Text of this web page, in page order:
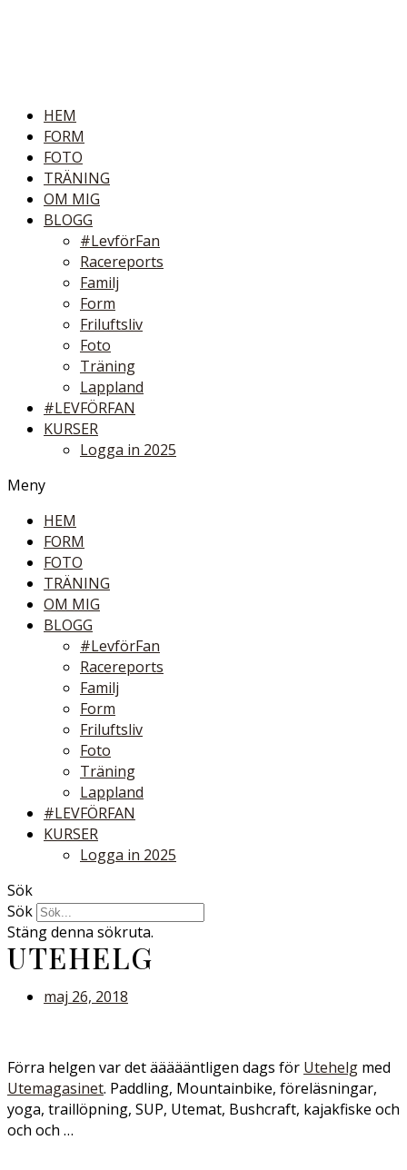
HEM
FORM
FOTO
TRÄNING
OM MIG
BLOGG
#LevförFan
Racereports
Familj
Form
Friluftsliv
Foto
Träning
Lappland
#LEVFÖRFAN
KURSER
Logga in 2025
Meny
HEM
FORM
FOTO
TRÄNING
OM MIG
BLOGG
#LevförFan
Racereports
Familj
Form
Friluftsliv
Foto
Träning
Lappland
#LEVFÖRFAN
KURSER
Logga in 2025
Sök
Sök
Stäng denna sökruta.
UTEHELG
maj 26, 2018
Förra helgen var det äääääntligen dags för Utehelg med
Utemagasinet. Paddling, Mountainbike, föreläsningar,
yoga, traillöpning, SUP, Utemat, Bushcraft, kajakfiske och
och och …